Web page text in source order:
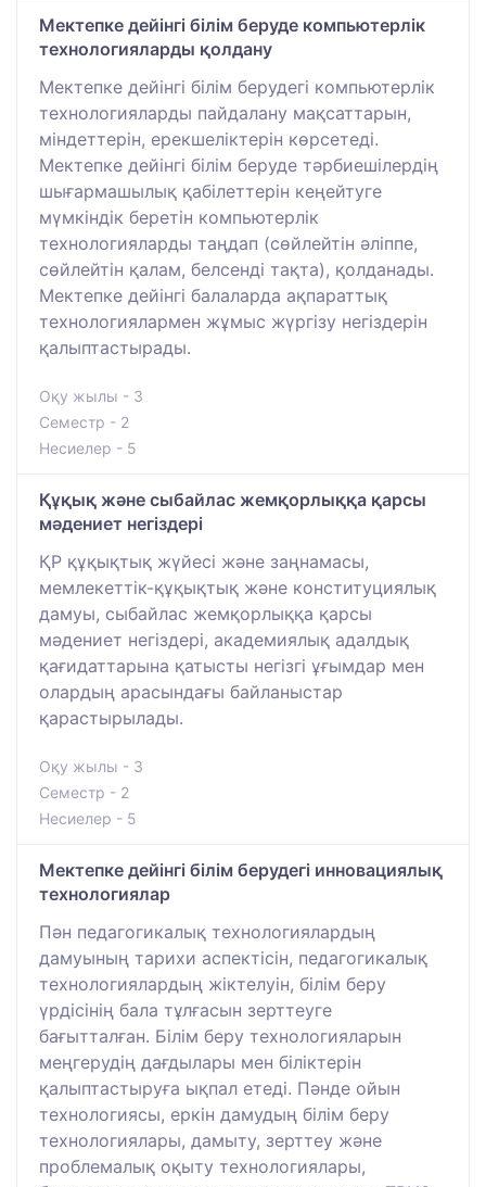
Мектепке дейінгі білім беруде компьютерлік
технологияларды қолдану
Мектепке дейінгі білім берудегі компьютерлік
технологияларды пайдалану мақсаттарын,
міндеттерін, ерекшеліктерін көрсетеді.
Мектепке дейінгі білім беруде тәрбиешілердің
шығармашылық қабілеттерін кеңейтуге
мүмкіндік беретін компьютерлік
технологияларды таңдап (сөйлейтін әліппе,
сөйлейтін қалам, белсенді тақта), қолданады.
Мектепке дейінгі балаларда ақпараттық
технологиялармен жұмыс жүргізу негіздерін
қалыптастырады.
Оқу жылы - 3
Семестр - 2
Несиелер - 5
Құқық және сыбайлас жемқорлыққа қарсы
мәдениет негіздері
ҚР құқықтық жүйесі және заңнамасы,
мемлекеттік-құқықтық және конституциялық
дамуы, сыбайлас жемқорлыққа қарсы
мәдениет негіздері, академиялық адалдық
қағидаттарына қатысты негізгі ұғымдар мен
олардың арасындағы байланыстар
қарастырылады.
Оқу жылы - 3
Семестр - 2
Несиелер - 5
Мектепке дейінгі білім берудегі инновациялық
технологиялар
Пән педагогикалық технологиялардың
дамуының тарихи аспектісін, педагогикалық
технологиялардың жіктелуін, білім беру
үрдісінің бала тұлғасын зерттеуге
бағытталған. Білім беру технологияларын
меңгерудің дағдылары мен біліктерін
қалыптастыруға ықпал етеді. Пәнде ойын
технологиясы, еркін дамудың білім беру
технологиялары, дамыту, зерттеу және
проблемалық оқыту технологиялары,